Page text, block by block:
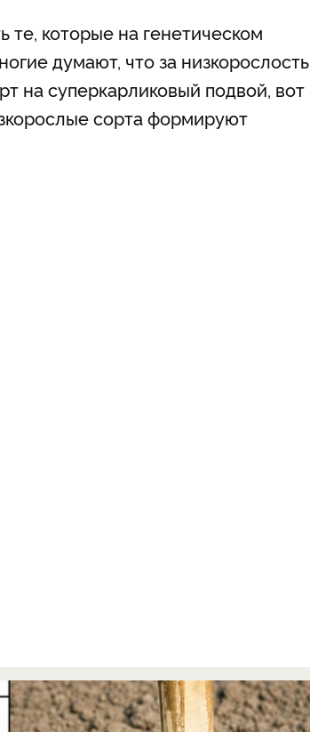
те, которые на генетическом
думают, что за низкорослость
на суперкарликовый подвой, вот
сорта формируют